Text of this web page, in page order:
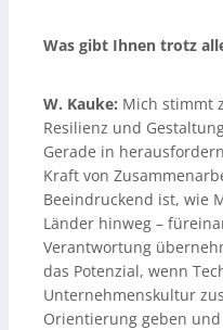
Was gibt Ihnen trotz
W. Kauke: Mich stimmt
Resilienz und
Gerade in
Kraft von
Beeindruckend ist, wie
Länder hinweg –
Verantwortung
das Potenzial, wenn
Unternehmenskultur
Orientierung geben